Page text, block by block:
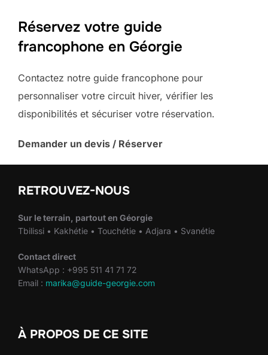
Réservez votre guide
francophone en Géorgie
Contactez notre guide francophone pour
personnaliser votre circuit hiver, vérifier les
disponibilités et sécuriser votre réservation.
Demander un devis / Réserver
RETROUVEZ-NOUS
Sur le terrain, partout en Géorgie
Tbilissi • Kakhétie • Touchétie • Adjara • Svanétie
Contact direct
WhatsApp : +995 511 41 71 72
Email : marika@guide-georgie.com
À PROPOS DE CE SITE